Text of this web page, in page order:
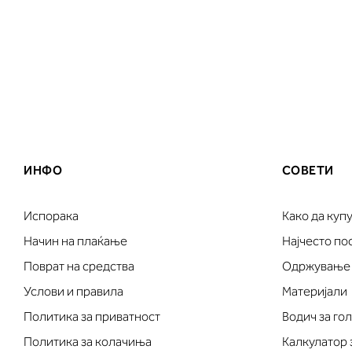
ИНФО
Испорака
Начин на плаќање
Поврат на средства
Услови и правила
Политика за приватност
Политика за колачиња
СОВЕТИ
Како да
Најчесто
Одржување
Материјали
Водич за
Калкулатор